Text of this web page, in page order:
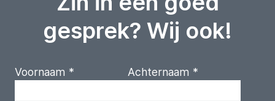
gesprek? Wij ook!
Voornaam * Achternaam *